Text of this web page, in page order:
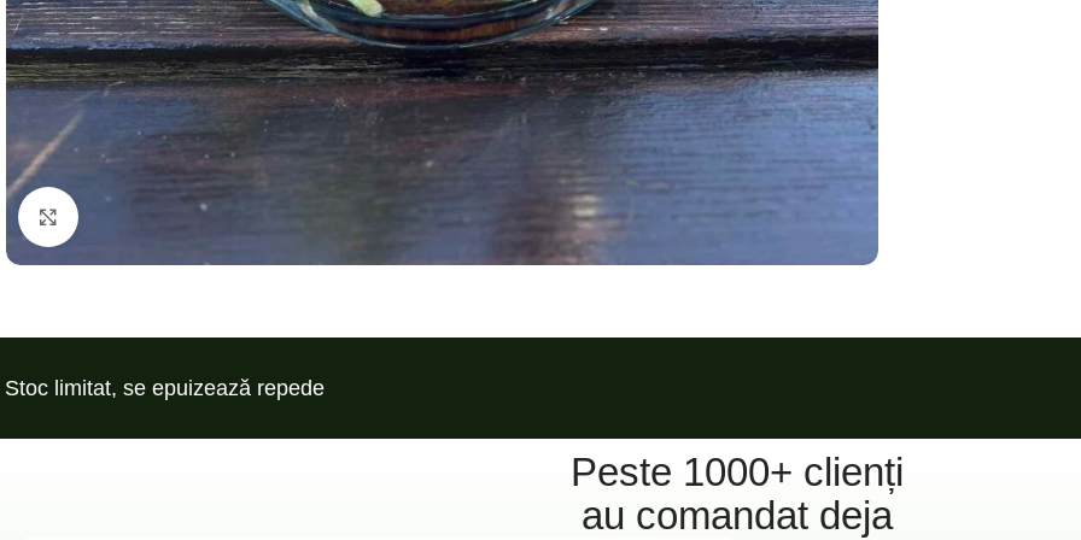
Click to enlarge
Stoc limitat, se epuizează repede
Peste 1000+ clienți
au comandat deja